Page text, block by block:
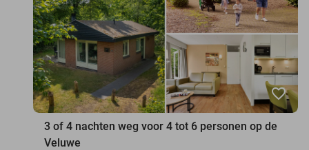
favorite_border
3 of 4 nachten weg voor 4 tot 6 personen op de
Veluwe